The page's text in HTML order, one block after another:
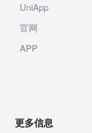
UniApp
官网
APP
更多信息